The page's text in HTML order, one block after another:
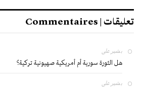
تعليقات | Commentaires
بشير على
هل الثورة سورية أم أمريكية صهيونية تركية؟
بشير على